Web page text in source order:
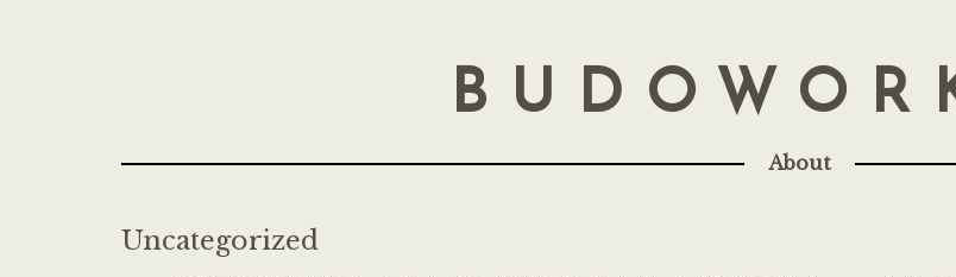
About
Uncategorized